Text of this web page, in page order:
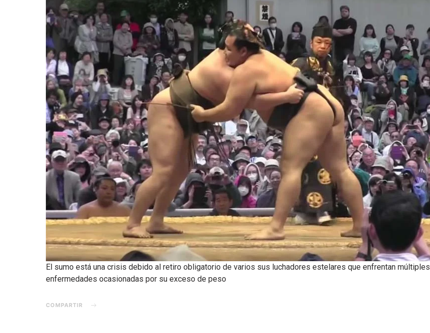
El sumo está una crisis debido al retiro obligatorio de varios sus luchadores estelares que enfrentan múltiples
enfermedades ocasionadas por su exceso de peso
COMPARTIR